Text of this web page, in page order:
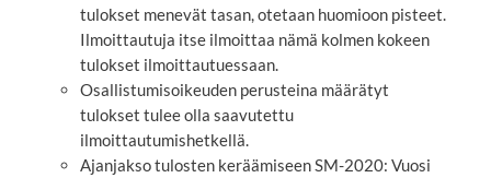
tulokset menevät tasan, otetaan huomioon pisteet.
Ilmoittautuja itse ilmoittaa nämä kolmen kokeen
tulokset ilmoittautuessaan.
Osallistumisoikeuden perusteina määrätyt
tulokset tulee olla saavutettu
ilmoittautumishetkellä.
Ajanjakso tulosten keräämiseen SM-2020: Vuosi